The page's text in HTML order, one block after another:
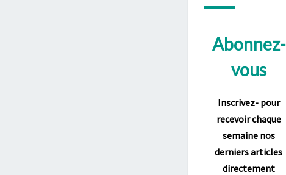
Abonnez-
vous
Inscrivez- pour
recevoir chaque
semaine nos
derniers articles
directement